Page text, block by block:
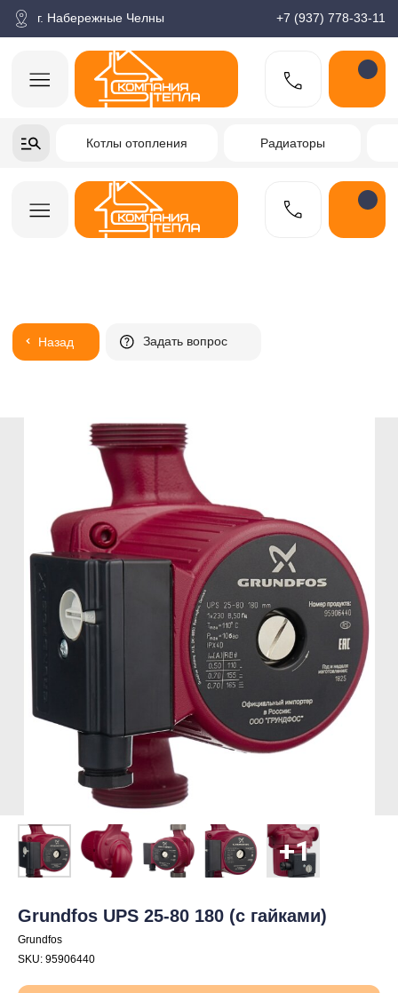
г. Набережные Челны
Котлы отопления Радиаторы Водонагреватели
+7-937-778-33-11
Grundfos UPS 25-80 180 (с гайками)
Grundfos
SKU: 95906440